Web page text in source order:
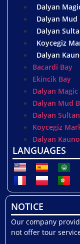
Dalyan
Dalyan Mud
Dalyan
Koycegiz
Dalyan
Bacardi Bay
Ekincik Bay
Dalyan Magic
Dalyan Mud
Dalyan
Koycegiz
Dalyan
LANGUAGES
NOTICE
Our company
not offer tour